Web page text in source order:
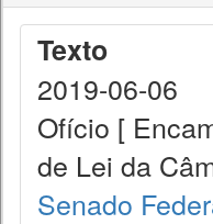
Texto
2019-06-06
Ofício [
de Lei da
Senado